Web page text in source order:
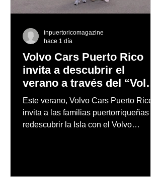
Volvo Cars Puerto Rico
invita a descubrir el
verano a través del “Volvo
Summer Road Trip”
Este verano, Volvo Cars Puerto Rico
invita a las familias puertorriqueñas a
redescubrir la Isla con el Volvo
inpuertoricomagazine
hace 1 día